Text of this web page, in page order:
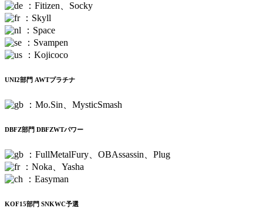
：Fitizen、Socky
：Skyll
：Space
：Svampen
：Kojicoco
UNI2部門 AWTプラチナ
：Mo.Sin、MysticSmash
DBFZ部門 DBFZWTパワー
：FullMetalFury、OBAssassin、Plug
：Noka、Yasha
：Easyman
KOF15部門 SNKWC予選